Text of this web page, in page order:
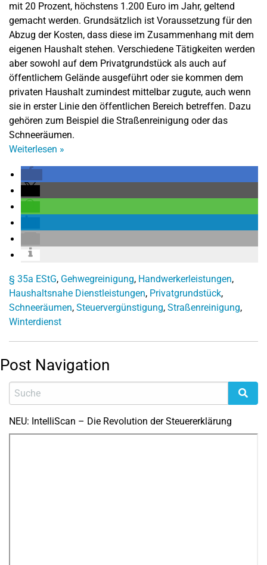
mit 20 Prozent, höchstens 1.200 Euro im Jahr, geltend
gemacht werden. Grundsätzlich ist Voraussetzung für den
Abzug der Kosten, dass diese im Zusammenhang mit dem
eigenen Haushalt stehen. Verschiedene Tätigkeiten werden
aber sowohl auf dem Privatgrundstück als auch auf
öffentlichem Gelände ausgeführt oder sie kommen dem
privaten Haushalt zumindest mittelbar zugute, auch wenn
sie in erster Linie den öffentlichen Bereich betreffen. Dazu
gehören zum Beispiel die Straßenreinigung oder das
Schneeräumen.
Weiterlesen »
§ 35a EStG, Gehwegreinigung, Handwerkerleistungen,
Haushaltsnahe Dienstleistungen, Privatgrundstück,
Schneeräumen, Steuervergünstigung, Straßenreinigung,
Winterdienst
Post Navigation
NEU: IntelliScan – Die Revolution der Steuererklärung